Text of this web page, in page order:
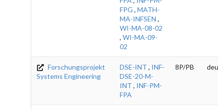
FPG , MATH-
MA-INFSEN ,
WI-MA-08-02
, WI-MA-09-
02
Forschungsprojekt
Systems Engineering
DSE-INT , INF-
DSE-20-M-
INT , INF-PM-
FPA
8P/PB